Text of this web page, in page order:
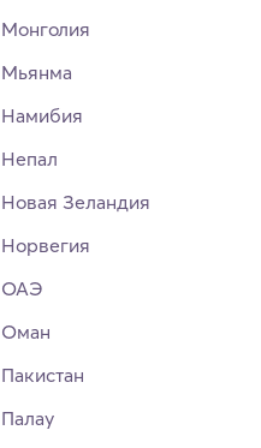
Монголия
Мьянма
Намибия
Непал
Новая Зеландия
Норвегия
ОАЭ
Оман
Пакистан
Палау